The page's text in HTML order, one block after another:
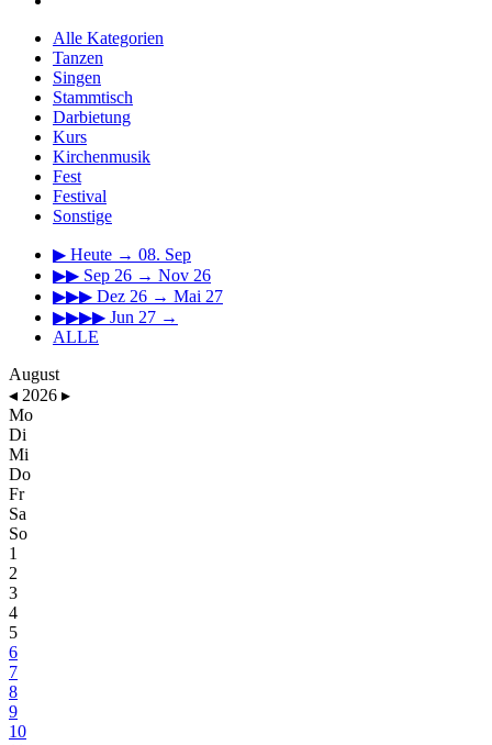
Alle Kategorien
Tanzen
Singen
Stammtisch
Darbietung
Kurs
Kirchenmusik
Fest
Festival
Sonstige
▶ Heute → 08. Sep
▶▶ Sep 26 → Nov 26
▶▶▶ Dez 26 → Mai 27
▶▶▶▶ Jun 27 →
ALLE
August
◂ 2026 ▸
Mo
Di
Mi
Do
Fr
Sa
So
1
2
3
4
5
6
7
8
9
10